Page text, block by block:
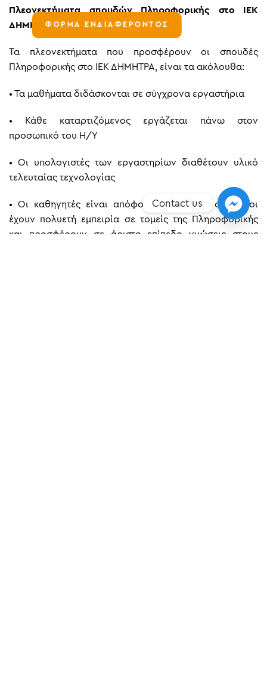
ΦΟΡΜΑ ΕΝΔΙΑΦΕΡΟΝΤΟΣ
Πλεονεκτήματα σπουδών Πληροφορικής στο ΙΕΚ
ΔΗΜΗΤΡΑ
Τα πλεονεκτήματα που προσφέρουν οι σπουδές
Πληροφορικής στο ΙΕΚ ΔΗΜΗΤΡΑ, είναι τα ακόλουθα:
• Τα μαθήματα διδάσκονται σε σύγχρονα εργαστήρια
•
Κάθε καταρτιζόμενος εργάζεται πάνω στον
προσωπικό του Η/Υ
•
Οι υπολογιστές των εργαστηρίων διαθέτουν υλικό
τελευταίας τεχνολογίας
•
Οι καθηγητές είναι απόφοιτοι ΑΕΙ ή ΤΕΙ, οι οποίοι
έχουν πολυετή εμπειρία σε τομείς της Πληροφορικής
και προσφέρουν σε άριστο επίπεδο γνώσεις στους
Contact us